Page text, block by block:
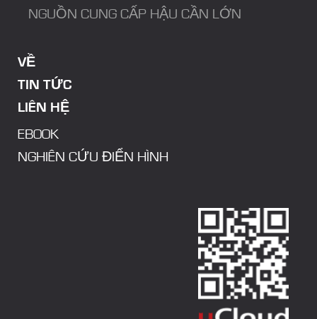
NGUỒN CUNG CẤP HẬU CẦN LỚN
VỀ
TIN TỨC
LIÊN HỆ
EBOOK
NGHIÊN CỨU ĐIỂN HÌNH